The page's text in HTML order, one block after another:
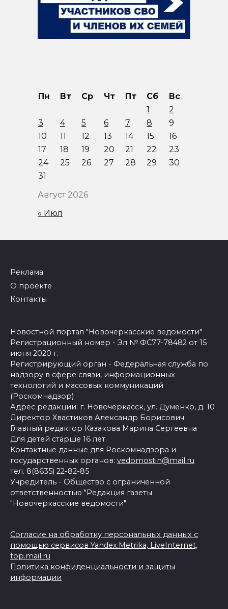
Август 2026
Пн Вт Ср Чт Пт Сб
Вс
1
2
3
4 5 6 7 8
9
10
11 12 13 14 15
16
17
18 19 20 21 22
23
24
25 26 27 28 29
30
31
« Июл
Реклама
О проекте
Контакты
Новостной портал "Новочеркасские ведомости"
Регистрационный номер - Эл № ФС77-78482 от 15
июня 2020 г.
Регистрирующий орган - Федеральная служба по
надзору в сфере связи, информационных
технологий и массовых коммуникаций
(Роскомнадзор)
Адрес редакции: г. Новочеркасск, ул. Думенко, д. 10
Директор Хвастиков Александр Борисович
Главный редактор Казакова Марина Сергеевна
Для детей старше 16 лет.
Контактные данные для Роскомнадзора и
государственных органов: vedomostin@mail.ru
тел. 8(8635) 22-82-85
Учредитель - Общество с ограниченной
ответственностью "Редакция газеты
"Новочеркасские ведомости"
Согласие на обработку персональных данных с
помощью сервисов Yandex.Metrika, LiveInternet,
top.mail.ru
Политика конфиденциальности и защиты
информации